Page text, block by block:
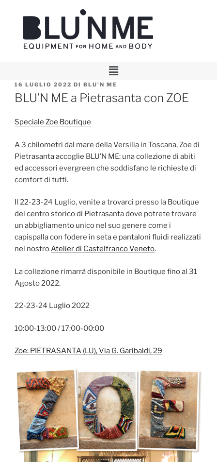
16 LUGLIO 2022 DI BLU'N ME
BLU’N ME a Pietrasanta con ZOE
Speciale Zoe Boutique
A 3 chilometri dal mare della Versilia in Toscana, Zoe di
Pietrasanta accoglie BLU’N ME: una collezione di abiti
ed accessori evergreen che soddisfano le richieste di
comfort di tutti.
Il 22-23-24 Luglio, venite a trovarci presso la Boutique
del centro storico di Pietrasanta dove potrete trovare
un abbigliamento unico nel suo genere come i
capispalla con fodere in seta e pantaloni fluidi realizzati
nel nostroAtelier di Castelfranco Veneto.
La collezione rimarrà disponibile in Boutique fino al 31
Agosto 2022.
22-23-24 Luglio 2022
10:00-13:00 / 17:00-00:00
Zoe: PIETRASANTA (LU), Via G. Garibaldi, 29